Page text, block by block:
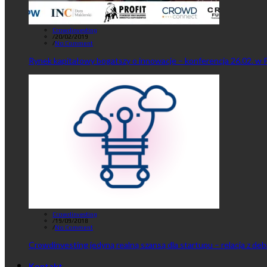
Crowdinvesting
/20/02/2019
/No Comment
Rynek kapitałowy bogatszy o innowacje – konferencja 26.02. w
Crowdinvesting
/19/09/2018
/No Comment
Crowdinvesting jedyną realną szansą dla startupu – relacja z